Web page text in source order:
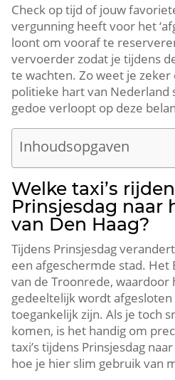
Check op tijd of jouw
vergunning heeft voor het
loont om vooraf te
vervoerder zodat je tijdens
te wachten. Zo weet je
politieke hart van Nederland
gedoe verloopt op deze
Inhoudsopgaven
Welke taxi’s
Prinsjesdag naar
van Den Haag?
Tijdens Prinsjesdag
een afgeschermde stad.
van de Troonrede, waardoor
gedeeltelijk wordt
toegankelijk zijn. Als je toch
komen, is het handig om
taxi’s tijdens Prinsjesdag
hoe je hier slim gebruik van